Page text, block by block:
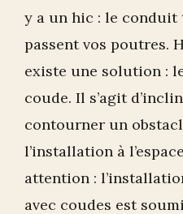
y a un hic : le conduit
passent vos poutres.
existe une solution :
coude. Il s’agit
contourner un
l’installation à
attention :
avec coudes est